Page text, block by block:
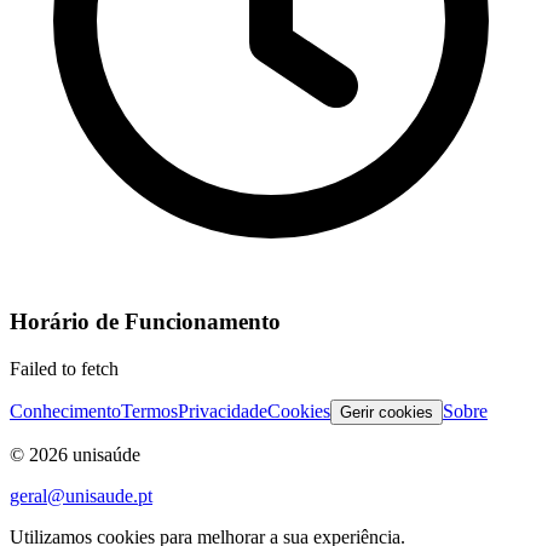
Horário de Funcionamento
Failed to fetch
ConhecimentoTermosPrivacidadeCookies Gerir cookies Sobre
© 2026 unisaúde
geral@unisaude.pt
Utilizamos cookies para melhorar a sua experiência.